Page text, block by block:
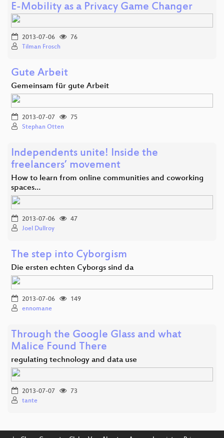
E-Mobility as a Privacy Game Changer
2013-07-06
76
Tilman Frosch
Gute Arbeit
Gemeinsam für gute Arbeit
2013-07-07
75
Stephan Otten
Independents unite! Inside the
freelancers’ movement
How to learn from online communities and coworking
spaces…
2013-07-06
47
Joel Dullroy
The step into Cyborgism
Die ersten echten Cyborgs sind da
2013-07-06
149
ennomane
Through the Google Glass and what
Malice Found There
regulating technology and data use
2013-07-07
73
tante